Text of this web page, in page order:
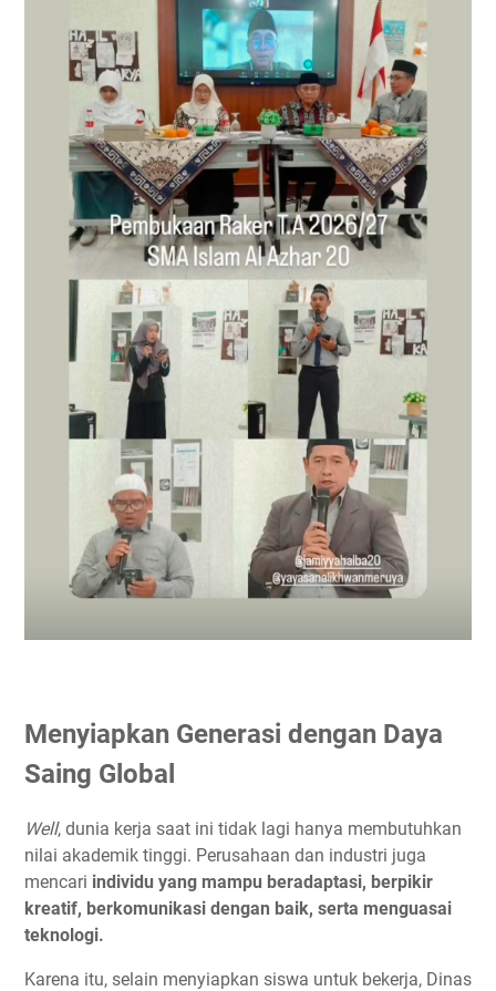
Menyiapkan Generasi dengan Daya
Saing Global
Well, dunia kerja saat ini tidak lagi hanya membutuhkan
nilai akademik tinggi. Perusahaan dan industri juga
mencari individu yang mampu beradaptasi, berpikir
kreatif, berkomunikasi dengan baik, serta menguasai
teknologi.
Karena itu, selain menyiapkan siswa untuk bekerja, Dinas